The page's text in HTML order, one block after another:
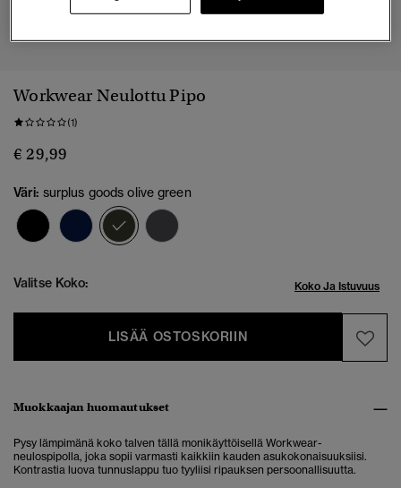
1 2
Workwear Neulottu Pipo
(1)
€ 29,99
Väri: surplus goods olive green
valittu
Valitse Koko: Koko Ja Istuvuus
LISÄÄ OSTOSKORIIN
Muokkaajan huomautukset
Pysy lämpimänä koko talven tällä monikäyttöisellä Workwear-
neulospipolla, joka sopii varmasti kaikkiin kauden asukokonaisuuksiisi.
Kontrastia luova tunnuslappu tuo tyyliisi ripauksen persoonallisuutta.